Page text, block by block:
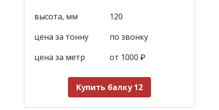
высота, мм
120
цена за тонну
по звонку
цена за метр
от 1000 ₽
Купить балку 12